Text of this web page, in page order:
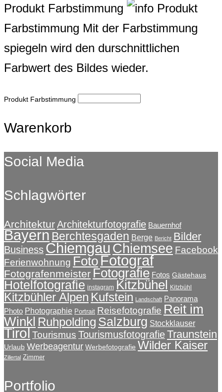
Produkt Farbstimmung
Produkt
Farbstimmung Mit der Farbstimmung
spiegeln wird den durschnittlichen
Farbwert des Bildes wieder.
Produkt Farbstimmung
Warenkorb
Social Media
Schlagwörter
ArchitekturArchitekturfotografie Bauernhof
Bayern Berchtesgaden Berge Bericht Bilder
Business Chiemgau Chiemsee Facebook
Ferienwohnung Foto Fotograf
Fotografenmeister Fotografie Fotos Gästehaus
Hotelfotografie instagram Kitzbühel Kitzbühl
Kitzbühler Alpen Kufstein Landschaft Panorama
Photo Photographie Portrait Reisefotografie Reit im
Winkl Ruhpolding Salzburg Stockklauser
Tirol Tourismus TourismusfotografieTraunstein
Urlaub Werbeagentur Werbefotografie Wilder Kaiser
Zillertal Zimmer
Portfolio